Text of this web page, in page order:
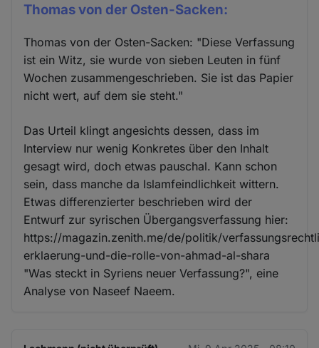
Thomas von der Osten-Sacken:
Thomas von der Osten-Sacken: "Diese Verfassung
ist ein Witz, sie wurde von sieben Leuten in fünf
Wochen zusammengeschrieben. Sie ist das Papier
nicht wert, auf dem sie steht."
Das Urteil klingt angesichts dessen, dass im
Interview nur wenig Konkretes über den Inhalt
gesagt wird, doch etwas pauschal. Kann schon
sein, dass manche da Islamfeindlichkeit wittern.
Etwas differenzierter beschrieben wird der
Entwurf zur syrischen Übergangsverfassung hier:
https://magazin.zenith.me/de/politik/
erklaerung-und-die-rolle-von-ahmad-al-shara
"Was steckt in Syriens neuer Verfassung?", eine
Analyse von Naseef Naeem.